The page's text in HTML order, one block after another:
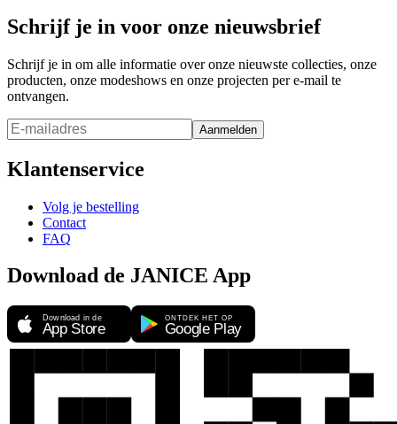
Schrijf je in voor onze nieuwsbrief
Schrijf je in om alle informatie over onze nieuwste collecties, onze
producten, onze modeshows en onze projecten per e-mail te
ontvangen.
Aanmelden
Klantenservice
Volg je bestelling
Contact
FAQ
Download de JANICE App